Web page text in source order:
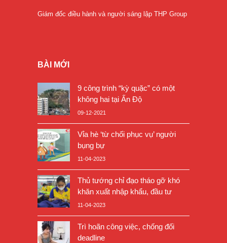
Giám đốc điều hành và người sáng lập THP Group
BÀI MỚI
9 công trình “kỳ quặc” có một
không hai tại Ấn Độ
09-12-2021
Vỉa hè ‘từ chối phục vụ’ người
bụng bự
11-04-2023
Thủ tướng chỉ đạo tháo gỡ khó
khăn xuất nhập khẩu, đầu tư
11-04-2023
Trì hoãn công việc, chống đối
deadline